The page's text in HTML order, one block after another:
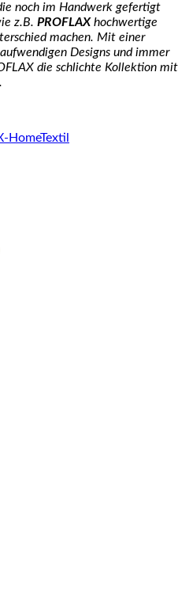
noch im Handwerk gefertigt
z.B. PROFLAXhochwertige
machen. Mit einer
Designs und immer
die schlichte Kollektion mit
HomeTextil